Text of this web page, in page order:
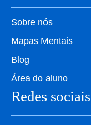
Sobre nós
Mapas Mentais
Blog
Área do aluno
Redes sociais